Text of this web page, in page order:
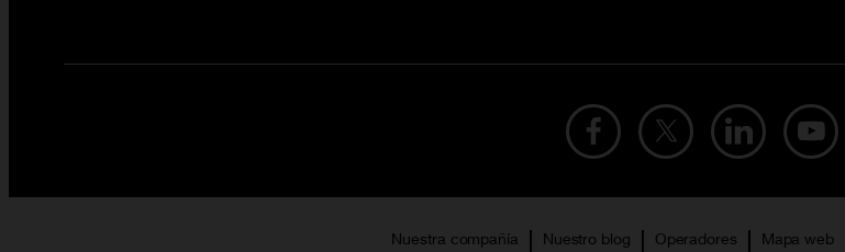
Nuestra compañía Nuestro blog Operadores Mapa web